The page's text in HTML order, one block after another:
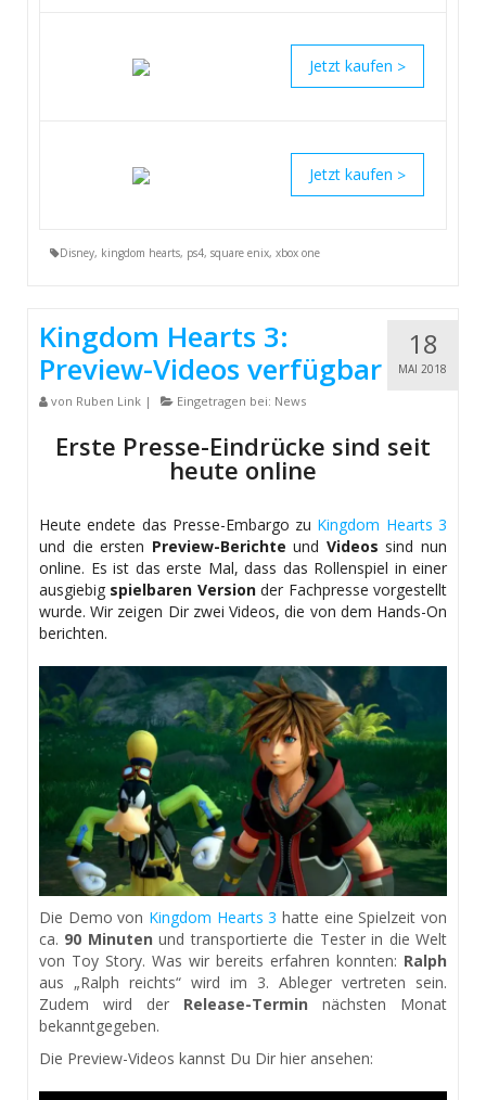
>
>
Disney, kingdom hearts, ps4, square enix, xbox one
18
MAI 2018
Kingdom Hearts 3:
Preview-Videos verfügbar
von Ruben Link | Eingetragen bei: News
Erste Presse-Eindrücke sind seit
heute online
Heute endete das Presse-Embargo zu Kingdom Hearts 3
und die ersten Preview-Berichte und Videos sind nun
online. Es ist das erste Mal, dass das Rollenspiel in einer
ausgiebig spielbaren Versionder Fachpresse vorgestellt
wurde. Wir zeigen Dir zwei Videos, die von dem Hands-On
berichten.
Die Demo von Kingdom Hearts 3 hatte eine Spielzeit von
ca. 90 Minuten und transportierte die Tester in die Welt
von Toy Story. Was wir bereits erfahren konnten: Ralph
aus „Ralph reichts“ wird im 3. Ableger vertreten sein.
Zudem wird der Release-Termin nächsten Monat
bekanntgegeben.
Die Preview-Videos kannst Du Dir hier ansehen: